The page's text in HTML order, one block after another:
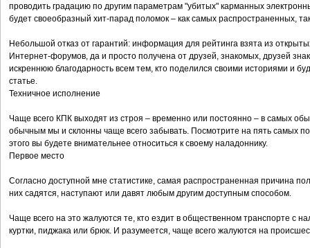
проводить градацию по другим параметрам "убитых" карманных
будет своеобразный хит-парад поломок – как самых распространенных,
Небольшой отказ от гарантий: информация для рейтинга взята из
Интернет-форумов, да и просто получена от друзей, знакомых, друзей
искреннюю благодарность всем тем, кто поделился своими историями и
статье.
Техничное исполнение
Чаще всего КПК выходят из строя – временно или постоянно – в самых
обычным мы и склонны чаще всего забывать. Посмотрите на пять самых
этого вы будете внимательнее относиться к своему наладоннику.
Первое место
Согласно доступной мне статистике, самая распространенная причина
них садятся, наступают или давят любым другим доступным способом.
Чаще всего на это жалуются те, кто ездит в общественном транспорте с
куртки, пиджака или брюк. И разумеется, чаще всего жалуются на